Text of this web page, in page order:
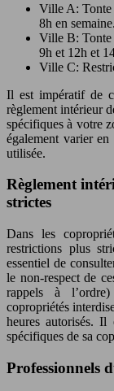
Ville A: Tonte
8h en semaine.
Ville B: Tonte
9h et 12h et
Ville C:
Il est impératif de
règlement intérieur
spécifiques à votre
également varier
utilisée.
Règlement
strictes
Dans les
restrictions plus
essentiel de
le non-respect de
rappels à
copropriétés
heures autorisés. Il
spécifiques de sa
Professionnels